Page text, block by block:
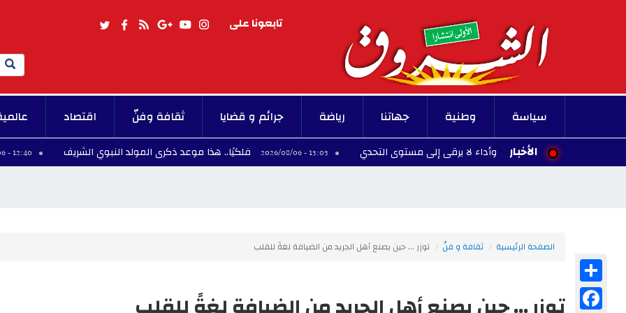
تابعونا على
Search
سياسة وطنية جهاتنا رياضة جرائم و قضايا ثقافة وفنّ اقتصاد
الأخبار
فكرة واعدة... وأداء لا يرقى إلى مستوى التحدي 13:03 - 2026/08/06 فلكيًا.. هذا موعد ذكرى المولد النبوي الشريف 12:40 - 2026/08/06
الصفحة الرئيسية ثقافة و فنّ توزر ... حين يصنع أهل الجريد من الضيافة لغةً للقلب
Facebook